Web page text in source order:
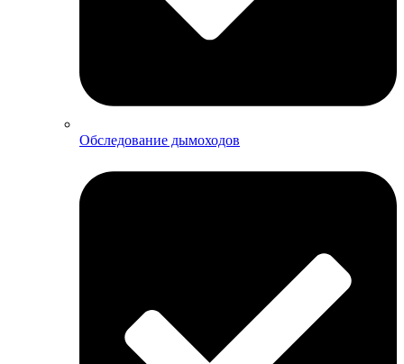
Обследование дымоходов